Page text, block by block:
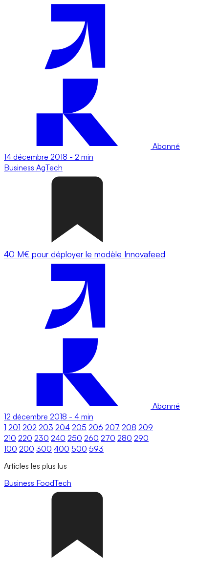
Abonné
14 décembre 2018 - 2 min
Business AgTech
40 M€ pour déployer le modèle Innovafeed
Abonné
12 décembre 2018 - 4 min
1 201 202 203 204 205 206 207 208 209
210 220 230 240 250 260 270 280 290
100 200 300 400 500 593
Articles les plus lus
Business FoodTech